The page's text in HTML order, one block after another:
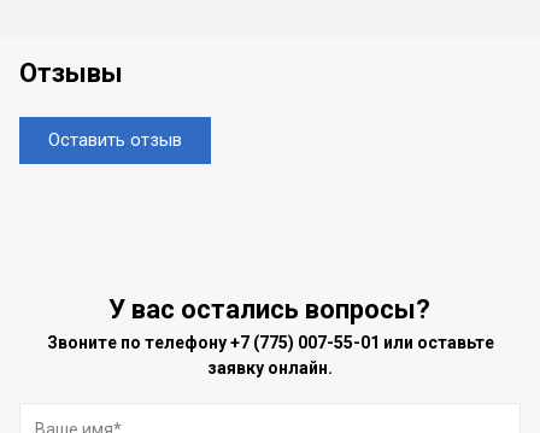
Отзывы
Оставить отзыв
У вас остались вопросы?
Звоните по телефону+7 (775) 007-55-01 или оставьте
заявку онлайн.